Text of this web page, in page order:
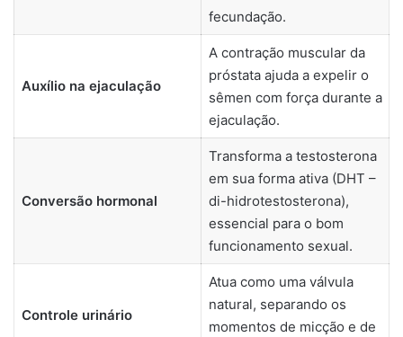
fecundação.
Auxílio na ejaculação
A contração muscular da
próstata ajuda a expelir o
sêmen com força durante a
ejaculação.
Conversão hormonal
Transforma a testosterona
em sua forma ativa (DHT –
di-hidrotestosterona),
essencial para o bom
funcionamento sexual.
Controle urinário
Atua como uma válvula
natural, separando os
momentos de micção e de